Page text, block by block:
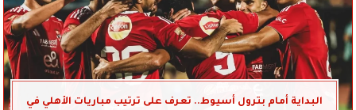
البداية أمام بترول أسيوط.. تعرف على ترتيب مباريات الأهلي في